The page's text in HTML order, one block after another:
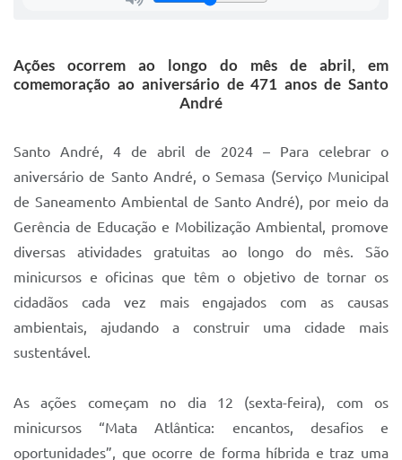
Lei de acesso à informação
Mobilidade Urbana Sustentável
Passe Escolar
Parque Escola
Quadra Fiscal
Sistema Colab
Autarquias
Ações ocorrem ao longo do mês de abril, em
comemoração ao aniversário de 471 anos de Santo
André
Santo André, 4 de abril de 2024 – Para celebrar o
aniversário de Santo André, o Semasa (Serviço Municipal
de Saneamento Ambiental de Santo André), por meio da
Gerência de Educação e Mobilização Ambiental, promove
diversas atividades gratuitas ao longo do mês. São
minicursos e oficinas que têm o objetivo de tornar os
cidadãos cada vez mais engajados com as causas
ambientais, ajudando a construir uma cidade mais
sustentável.
As ações começam no dia 12 (sexta-feira), com os
minicursos “Mata Atlântica: encantos, desafios e
oportunidades”, que ocorre de forma híbrida e traz uma